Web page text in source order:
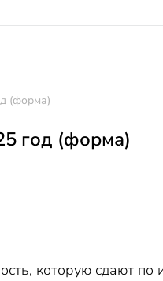
(форма)
год (форма)
которую сдают по